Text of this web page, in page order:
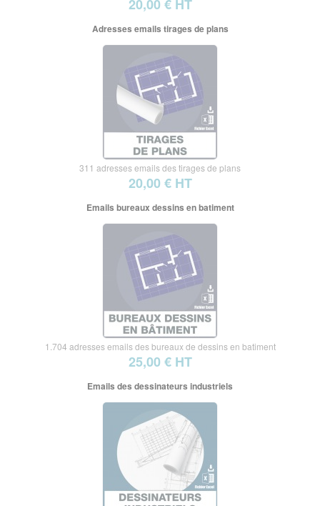
20,00 € HT
Adresses emails tirages de plans
311 adresses emails des tirages de plans
20,00 € HT
Emails bureaux dessins en batiment
1.704 adresses emails des bureaux de dessins en batiment
25,00 € HT
Emails des dessinateurs industriels